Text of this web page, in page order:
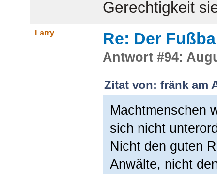
Gerechtigkeit
Larry Re: Der
Antwort #94:
Zitat von: fränk am
Machtmenschen
sich nicht
Nicht den guten
Anwälte, nicht